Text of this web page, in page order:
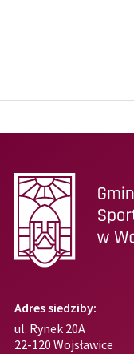
Adres siedziby:
ul. Rynek 20A
22-120 Wojsławice